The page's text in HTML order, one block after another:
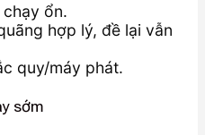
ổn.
hợp lý, đề lại vẫn
quy/máy phát.
sớm